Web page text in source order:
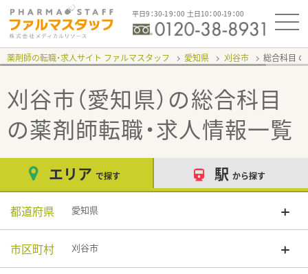
平日9：30-19：00 土日10：00-19：00
薬剤師の転職・求人サイト ファルマスタッフ 愛知県 刈谷市 総合科目
刈谷市（愛知県）の総合科目
の薬剤師転職・求人情報一覧
エリア で探す 駅 から探す
都道府県 愛知県
市区町村 刈谷市